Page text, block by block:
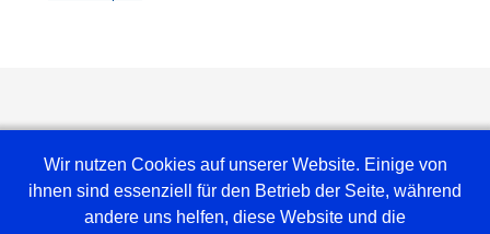
Wir nutzen Cookies auf unserer Website. Einige von
ihnen sind essenziell für den Betrieb der Seite, während
andere uns helfen, diese Website und die